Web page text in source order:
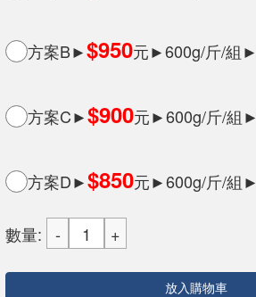
方案B►$950元►600g/斤/組►
方案C►$900元►600g/斤/組►
方案D►$850元►600g/斤/組►
數量:
放入購物車